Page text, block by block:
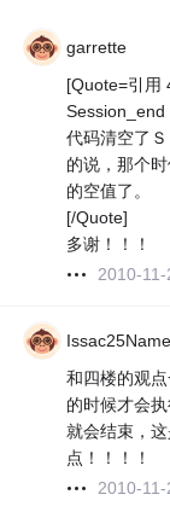
garrette
[Quote=引用
代码清空了
的说，那个
的空值了。
[/Quote]
多谢！！！
2010-11-
Issac25Name
和四楼的观
的时候才会
就会结束，
点！！！！
2010-11-